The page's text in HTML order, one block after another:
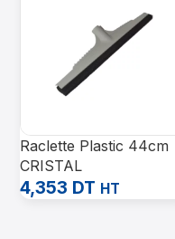
Raclette Plastic 44cm
CRISTAL
4,353 DT HT